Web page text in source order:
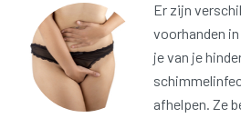
Er zijn
voorhanden
je van je
afhelpen. Ze